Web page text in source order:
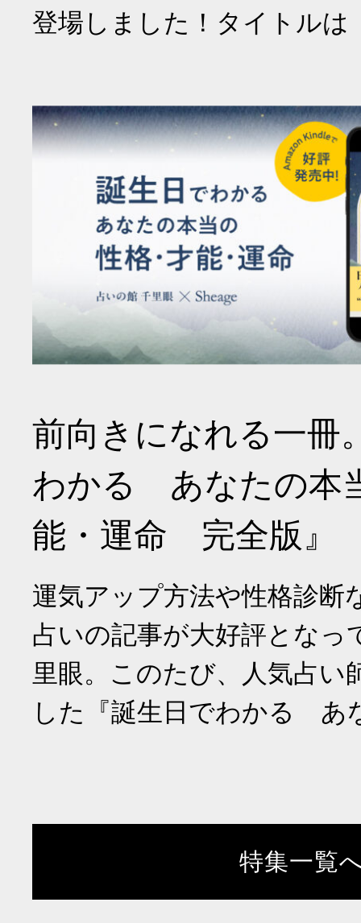
登場しました！タイトルは
前向きになれる一冊
わかる あなたの本
能・運命 完全版』
運気アップ方法や性格診断
占いの記事が大好評となっ
里眼。このたび、人気占い
した『誕生日でわかる あ
特集一覧